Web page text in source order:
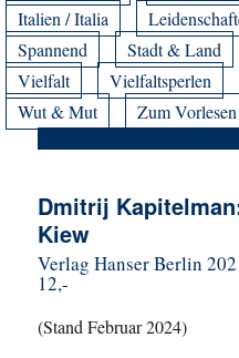
Italien / Italia
Spannend
Stadt & Land
Vielfalt
Vielfaltsperlen
Wut & Mut
Zum Vorlesen
Dmitrij
Kiew
Verlag Hanser Berlin
12,-
(Stand Februar 2024)